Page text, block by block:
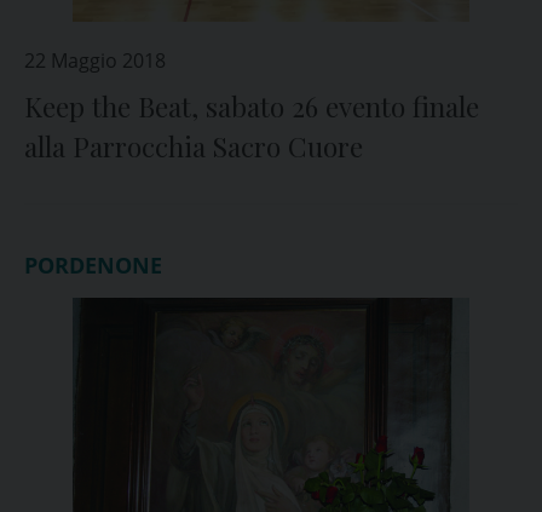
22 Maggio 2018
Keep the Beat, sabato 26 evento finale
alla Parrocchia Sacro Cuore
PORDENONE